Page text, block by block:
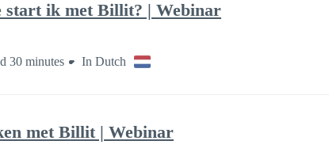
start ik met Billit? | Webinar
30 minutes In Dutch
met Billit | Webinar